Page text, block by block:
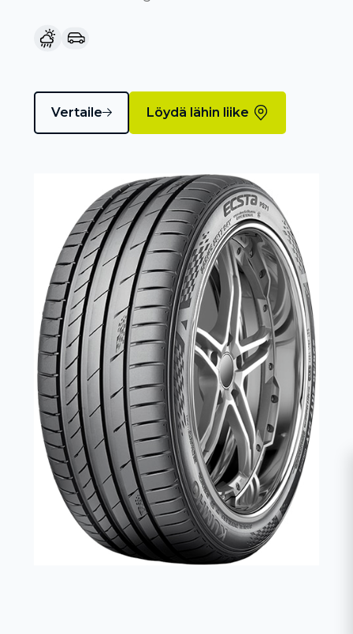
Vertaile Löydä lähin liike